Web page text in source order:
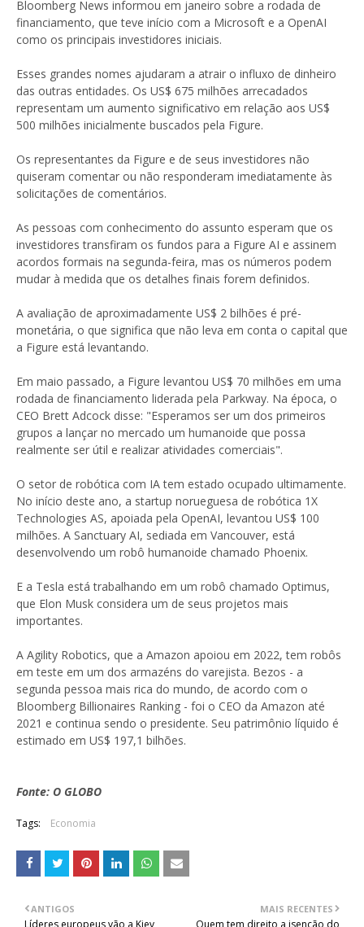
Bloomberg News informou em janeiro sobre a rodada de
financiamento, que teve início com a Microsoft e a OpenAI
como os principais investidores iniciais.
Esses grandes nomes ajudaram a atrair o influxo de dinheiro
das outras entidades. Os US$ 675 milhões arrecadados
representam um aumento significativo em relação aos US$
500 milhões inicialmente buscados pela Figure.
Os representantes da Figure e de seus investidores não
quiseram comentar ou não responderam imediatamente às
solicitações de comentários.
As pessoas com conhecimento do assunto esperam que os
investidores transfiram os fundos para a Figure AI e assinem
acordos formais na segunda-feira, mas os números podem
mudar à medida que os detalhes finais forem definidos.
A avaliação de aproximadamente US$ 2 bilhões é pré-
monetária, o que significa que não leva em conta o capital que
a Figure está levantando.
Em maio passado, a Figure levantou US$ 70 milhões em uma
rodada de financiamento liderada pela Parkway. Na época, o
CEO Brett Adcock disse: "Esperamos ser um dos primeiros
grupos a lançar no mercado um humanoide que possa
realmente ser útil e realizar atividades comerciais".
O setor de robótica com IA tem estado ocupado ultimamente.
No início deste ano, a startup norueguesa de robótica 1X
Technologies AS, apoiada pela OpenAI, levantou US$ 100
milhões. A Sanctuary AI, sediada em Vancouver, está
desenvolvendo um robô humanoide chamado Phoenix.
E a Tesla está trabalhando em um robô chamado Optimus,
que Elon Musk considera um de seus projetos mais
importantes.
A Agility Robotics, que a Amazon apoiou em 2022, tem robôs
em teste em um dos armazéns do varejista. Bezos - a
segunda pessoa mais rica do mundo, de acordo com o
Bloomberg Billionaires Ranking - foi o CEO da Amazon até
2021 e continua sendo o presidente. Seu patrimônio líquido é
estimado em US$ 197,1 bilhões.
Fonte: O GLOBO
Tags: Economia
MAIS RECENTES
ANTIGOS